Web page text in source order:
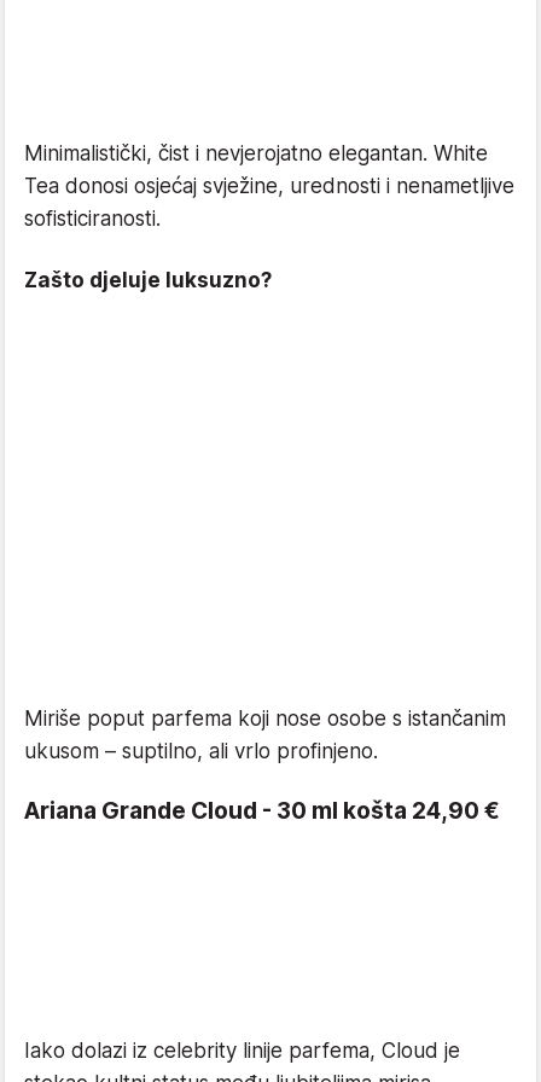
Minimalistički, čist i nevjerojatno elegantan. White
Tea donosi osjećaj svježine, urednosti i nenametljive
sofisticiranosti.
Zašto djeluje luksuzno?
Miriše poput parfema koji nose osobe s istančanim
ukusom – suptilno, ali vrlo profinjeno.
Ariana Grande Cloud - 30 ml košta 24,90 €
Iako dolazi iz celebrity linije parfema, Cloud je